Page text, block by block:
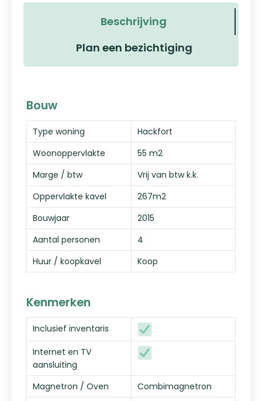
Beschrijving
Plan een bezichtiging
Bouw
Type woning
Hackfort
Woonoppervlakte
55 m2
Marge / btw
Vrij van btw k.k.
Oppervlakte kavel
267m2
Bouwjaar
2015
Aantal personen
4
Huur / koopkavel
Koop
Kenmerken
Inclusief inventaris
Internet en TV
aansluiting
Magnetron / Oven
Combimagnetron